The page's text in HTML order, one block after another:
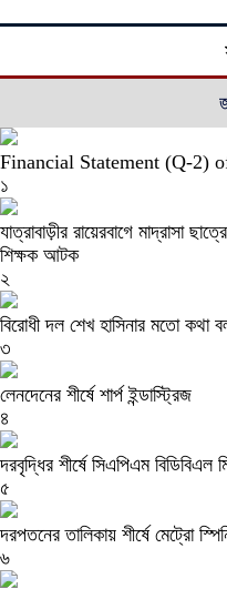
Financial Statement (Q-2)
১
যাত্রাবাড়ীর রায়েরবাগে মাদ্রাসা
শিক্ষক আটক
২
বিরোধী দল শেখ হাসিনার মতো কথা
৩
লেনদেনের শীর্ষে শার্প ইন্ডাস্ট্রিজ
৪
দরবৃদ্ধির শীর্ষে সিএপিএম বিডিবিএল
৫
দরপতনের তালিকায় শীর্ষে মেট্রো
৬